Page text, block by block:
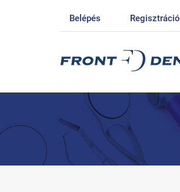
Belépés Regisztráció